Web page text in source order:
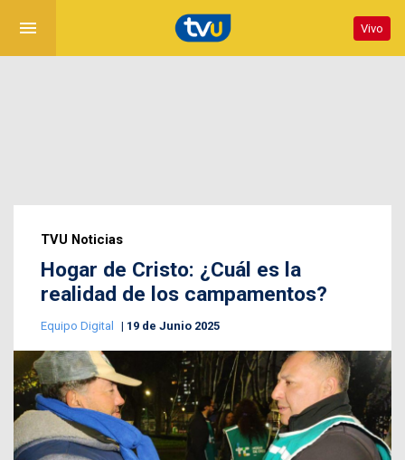
menu Vivo
TVU Noticias
Hogar de Cristo: ¿Cuál es la
realidad de los campamentos?
Equipo Digital 19 de Junio 2025